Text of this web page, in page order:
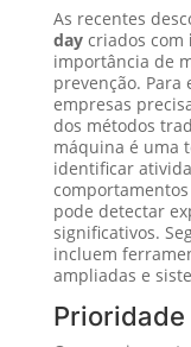
As recentes
daycriados com
importância de
prevenção. Para
empresas
dos métodos
máquina é uma
identificar
pode detectar
significativos.
incluem
ampliadas e
Prioridade